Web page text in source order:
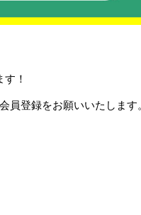
ック メッシ
！
員登録をお願いいたします